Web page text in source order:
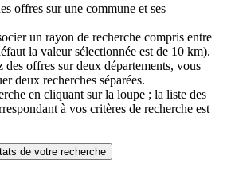
offres sur une commune et ses
un rayon de recherche compris entre
la valeur sélectionnée est de 10 km).
des offres sur deux départements, vous
deux recherches séparées.
en cliquant sur la loupe ; la liste des
à vos critères de recherche est
de votre recherche